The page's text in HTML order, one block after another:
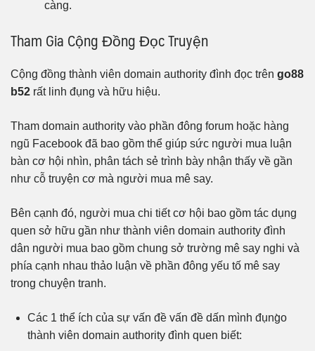
càng.
Tham Gia Cộng Đồng Đọc Truyện
Cộng đồng thành viên domain authority đình đọc trên go88
b52 rất linh đụng và hữu hiệu.
Tham domain authority vào phần đông forum hoặc hàng
ngũ Facebook đã bao gồm thể giúp sức người mua luận
bàn cơ hội nhìn, phân tách sẻ trình bày nhận thấy về gần
như cỗ truyện cơ mà người mua mê say.
Bên cạnh đó, người mua chi tiết cơ hội bao gồm tác dụng
quen sở hữu gần như thành viên domain authority đình
dân người mua bao gồm chung sở trường mê say nghi và
phía cạnh nhau thảo luận về phần đông yếu tố mê say
trong chuyện tranh.
Các 1 thể ích của sự vấn đề vấn đề dấn mình đụng̀o
thành viên domain authority đình quen biết: